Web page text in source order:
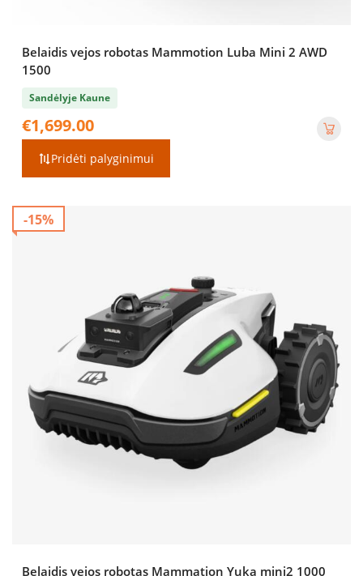
Belaidis vejos robotas Mammotion Luba Mini 2 AWD
1500
Sandėlyje Kaune
€1,699.00
Pridėti palyginimui
-15%
Belaidis vejos robotas Mammation Yuka mini2 1000